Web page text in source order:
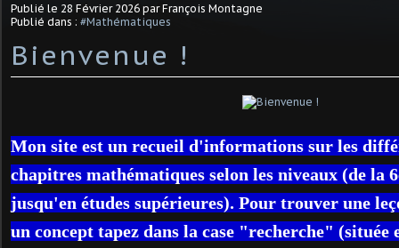
Publié le 28 Février 2026 par François Montagne
Publié dans : #Mathématiques
Bienvenue !
Mon site est un recueil d'informations sur les
chapitres mathématiques selon les niveaux (de la
jusqu'en études supérieures). Pour trouver une
un concept tapez dans la case "recherche" (située